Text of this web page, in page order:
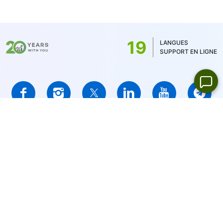
devise du solde du compte - 1 USD / 1EUR /
100 JPY (pour les actions américaines
19
LANGUES
SUPPORT EN LIGNE